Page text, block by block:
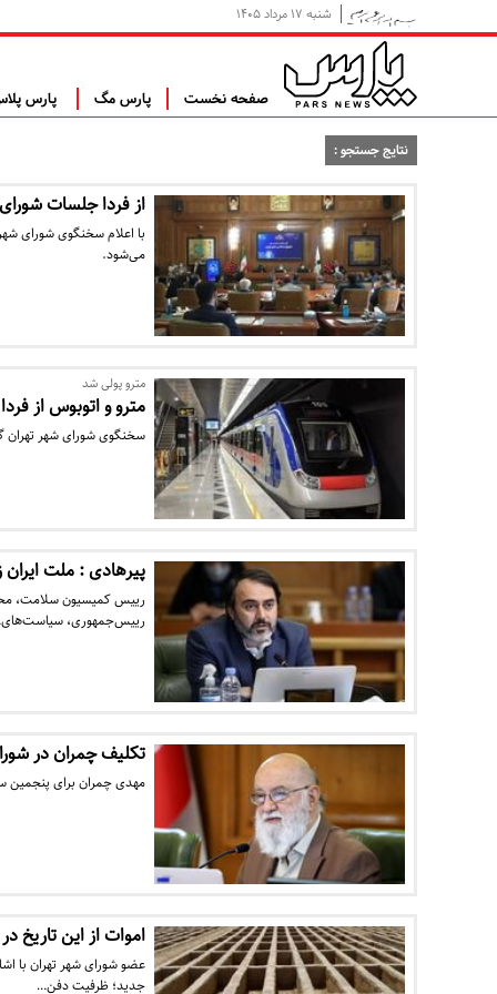
شنبه ۱۷ مرداد ۱۴۰۵
صفحه نخست پارس مگ پارس
نتایج جستجو :
از فردا جلسات
با اعلام سخنگوی شورای
می‌شود.
مترو پولی شد
مترو و اتوبوس از
سخنگوی شورای شهر تهران
پیرهادی : ملت
رییس کمیسیون سلامت،
رییس‌جمهوری،
تکلیف چمران در
مهدی چمران برای پنجمین
اموات از این
عضو شورای شهر تهران با
جدید؛ ظرفیت دفن…